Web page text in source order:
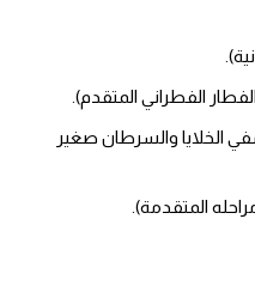
الفطراني المتقدم).
الخلايا والسرطان صغير
المتقدمة).